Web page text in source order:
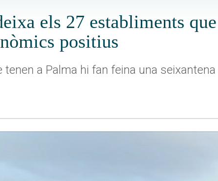
els 27 establiments
positius
a Palma hi fan feina una